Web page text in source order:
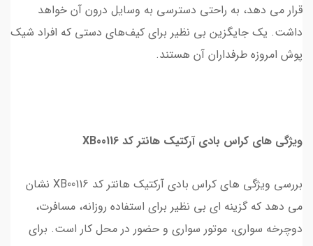
قرار می‌ دهد، به راحتی دسترسی به وسایل درون آن خواهد
داشت. یک جایگزین بی‌ نظیر برای کیف‌های دستی که افراد شیک
پوش امروزه طرفداران آن هستند.
ویژگی‌ های کراس بادی آرکتیک هانتر کد XB00116
بررسی ویژگی‌ های کراس بادی آرکتیک هانتر کد XB00116 نشان
می‌ دهد که گزینه‌ ای بی‌ نظیر برای استفاده روزانه، مسافرت،
دوچرخه سواری، موتور سواری و حضور در محل کار است. برای